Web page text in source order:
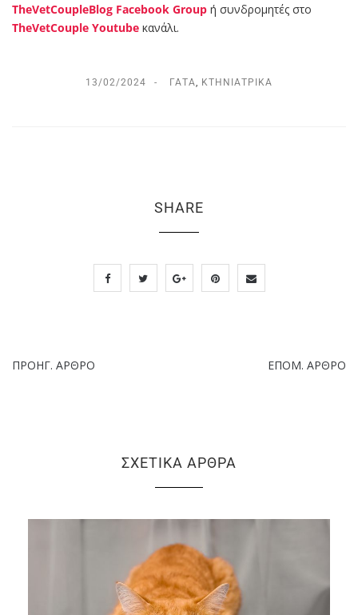
TheVetCoupleBlog Facebook Group ή συνδρομητές στο
TheVetCouple Youtube κανάλι.
13/02/2024 ΓΆΤΑ, ΚΤΗΝΙΑΤΡΙΚΆ
SHARE
ΠΡΟΗΓ. ΆΡΘΡΟ ΕΠΌΜ. ΆΡΘΡΟ
ΣΧΕΤΙΚΆ ΆΡΘΡΑ